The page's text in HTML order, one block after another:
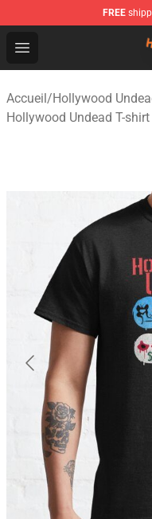
FREE
Open menu
Hollywood
Accueil/Hollywood
Hollywood Undead T-shirt